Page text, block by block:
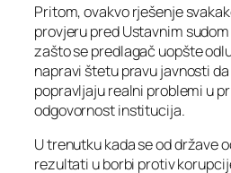
Pritom, ovakvo rješenje
provjeru pred Ustavnim
zašto se predlagač uopšte
napravi štetu pravu javnosti
popravljaju realni problemi u
odgovornost institucija.
U trenutku kada se od države
rezultati u borbi protiv